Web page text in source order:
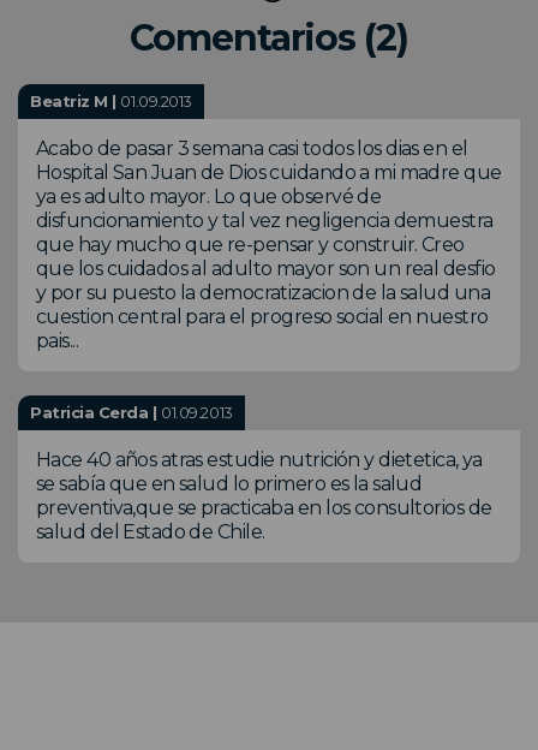
Comentarios (2)
Beatriz M | 01.09.2013
Acabo de pasar 3 semana casi todos los dias en el
Hospital San Juan de Dios cuidando a mi madre que
ya es adulto mayor. Lo que observé de
disfuncionamiento y tal vez negligencia demuestra
que hay mucho que re-pensar y construir. Creo
que los cuidados al adulto mayor son un real desfio
y por su puesto la democratizacion de la salud una
cuestion central para el progreso social en nuestro
pais...
Patricia Cerda | 01.09.2013
Hace 40 años atras estudie nutrición y dietetica, ya
se sabía que en salud lo primero es la salud
preventiva,que se practicaba en los consultorios de
salud del Estado de Chile.